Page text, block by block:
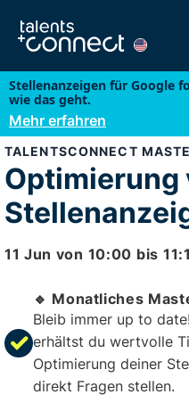
Stellenanzeigen für Google
wie das geht.
Mehr erfahren
TALENTSCONNECT
Optimierung
11 Jun von 10:00 bis
🔹 Monatliches
Bleib immer up to
erhältst du wertvolle
Optimierung deiner
direkt Fragen stellen.